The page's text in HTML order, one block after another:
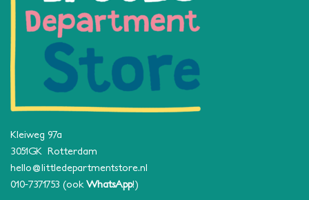
Kleiweg 97a
3051GK Rotterdam
hello@littledepartmentstore.nl
010-7371753 (ook WhatsApp!)